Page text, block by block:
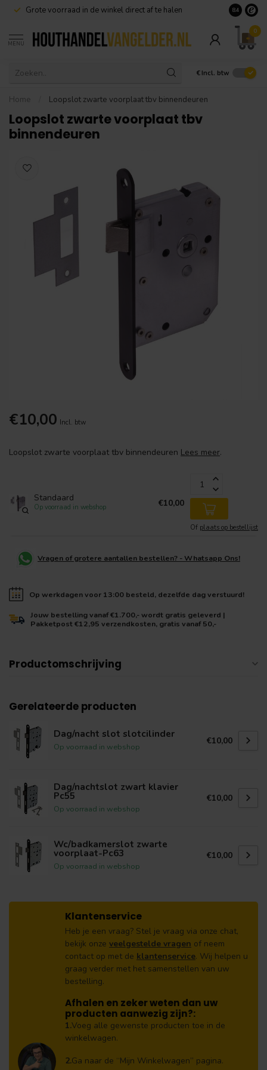
Grote voorraad in de winkel direct af te halen 8.4
MENU
0
€ Incl. btw
Home Loopslot zwarte voorplaat tbv binnendeuren
Loopslot zwarte voorplaat tbv
binnendeuren
€10,00 Incl. btw
Loopslot zwarte voorplaat tbv binnendeuren Lees meer.
Standaard
Op voorraad in webshop €10,00
Of plaats op bestellijst
Vragen of grotere aantallen bestellen? - Whatsapp Ons!
Op werkdagen voor 13:00 besteld, dezelfde dag verstuurd!
Jouw bestelling vanaf €1.700,- wordt gratis geleverd |
Pakketpost €12,95 verzendkosten, gratis vanaf 50,-
Productomschrijving
Gerelateerde producten
Dag/nacht slot slotcilinder
Op voorraad in webshop
€10,00
Dag/nachtslot zwart klavier
Pc55
Op voorraad in webshop
€10,00
Wc/badkamerslot zwarte
voorplaat-Pc63
Op voorraad in webshop
€10,00
Klantenservice
Heb je een vraag? Stel je vraag via onze chat,
bekijk onze veelgestelde vragen of neem
contact op met de klantenservice. Wij helpen u
graag verder met het samenstellen van uw
bestelling.
Afhalen en zeker weten dan uw
producten aanwezig zijn?:
1.Voeg alle gewenste producten toe in de
winkelwagen.
2.Ga naar de “Mijn Winkelwagen” pagina.